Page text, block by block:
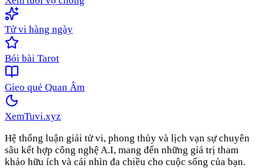
Tử vi hàng ngày
Bói bài Tarot
Gieo quẻ Quan Âm
XemTuvi.xyz
Hệ thống luận giải tử vi, phong thủy và lịch vạn sự chuyên
sâu kết hợp công nghệ A.I, mang đến những giá trị tham
khảo hữu ích và cái nhìn đa chiều cho cuộc sống của bạn.